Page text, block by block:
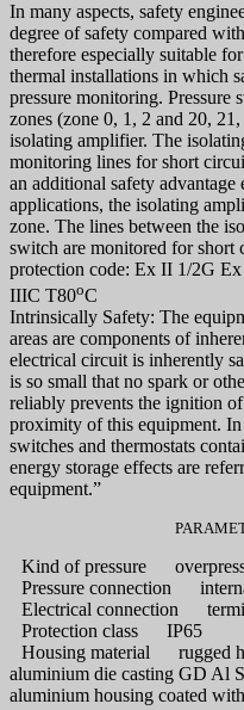
In many aspects, safety
degree of safety compared
therefore especially suitable
thermal installations in which
pressure monitoring. Pressure
zones (zone 0, 1, 2 and 20,
isolating amplifier. The
monitoring lines for short
an additional safety
applications, the isolating
zone. The lines between the
switch are monitored for short
protection code: Ex II 1/2G
IIIC T80oC
Intrinsically Safety: The
areas are components of
electrical circuit is inherently
is so small that no spark or
reliably prevents the ignition
proximity of this equipment.
switches and thermostats
energy storage effects are
equipment.”
Kind of pressure
Pressure connection
Electrical connection
Protection class
IP65
Housing material
rugged
aluminium die casting GD Al
aluminium housing coated